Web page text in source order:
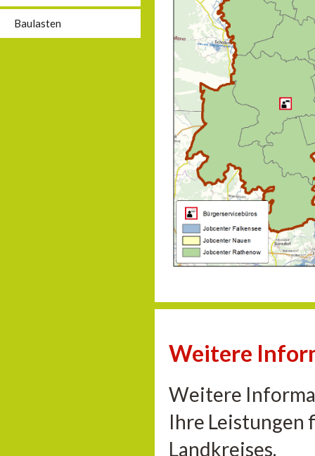
Baulasten
Weitere
Weitere
Ihre Leistungen
Landkreises.